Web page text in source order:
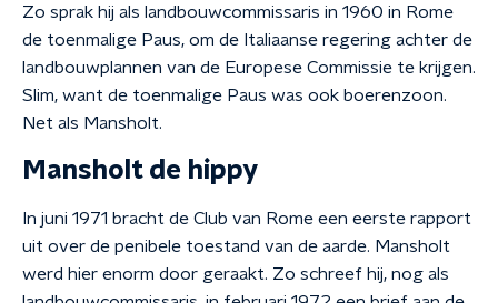
Zo sprak hij als landbouwcommissaris in 1960 in Rome
de toenmalige Paus, om de Italiaanse regering achter de
landbouwplannen van de Europese Commissie te krijgen.
Slim, want de toenmalige Paus was ook boerenzoon.
Net als Mansholt.
Mansholt de hippy
In juni 1971 bracht de Club van Rome een eerste rapport
uit over de penibele toestand van de aarde. Mansholt
werd hier enorm door geraakt. Zo schreef hij, nog als